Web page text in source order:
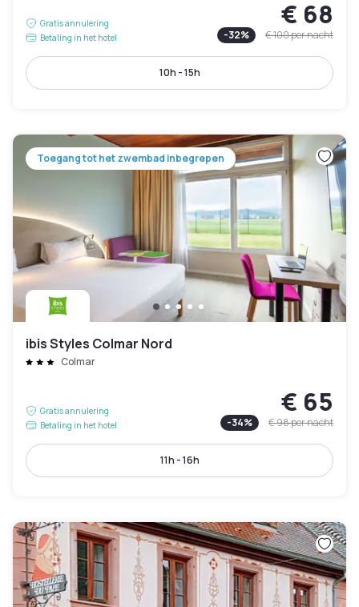
Gratis annulering
Betaling in het hotel
€ 68
-32% € 100per nacht
10h - 15h
Toegang tot het zwembad inbegrepen
ibis Styles Colmar Nord
Colmar
Gratis annulering
Betaling in het hotel
€ 65
-34% € 98per nacht
11h - 16h